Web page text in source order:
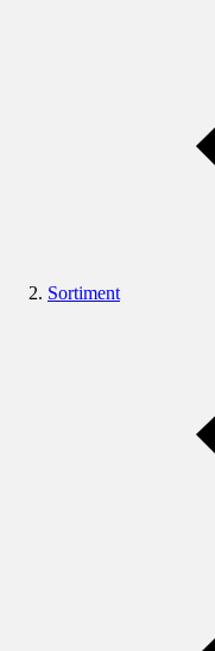
Sortiment